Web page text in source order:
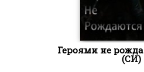
Героями не
(СИ)